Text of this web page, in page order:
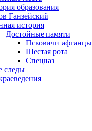
образования
Ганзейский
история
Достойные памяти
Псковичи-афганцы
Шестая рота
Спецназ
следы